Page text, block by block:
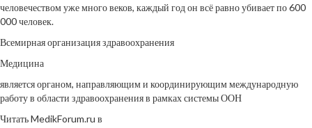
человечеством уже много веков, каждый год он всё равно убивает по 600
000 человек.
Всемирная организация здравоохранения
Медицина
является органом, направляющим и координирующим международную
работу в области здравоохранения в рамках системы ООН
Читать MedikForum.ru в